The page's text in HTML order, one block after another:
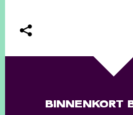
BINNENKORT